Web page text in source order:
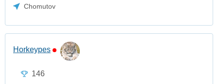
Chomutov
Horkeypes
146